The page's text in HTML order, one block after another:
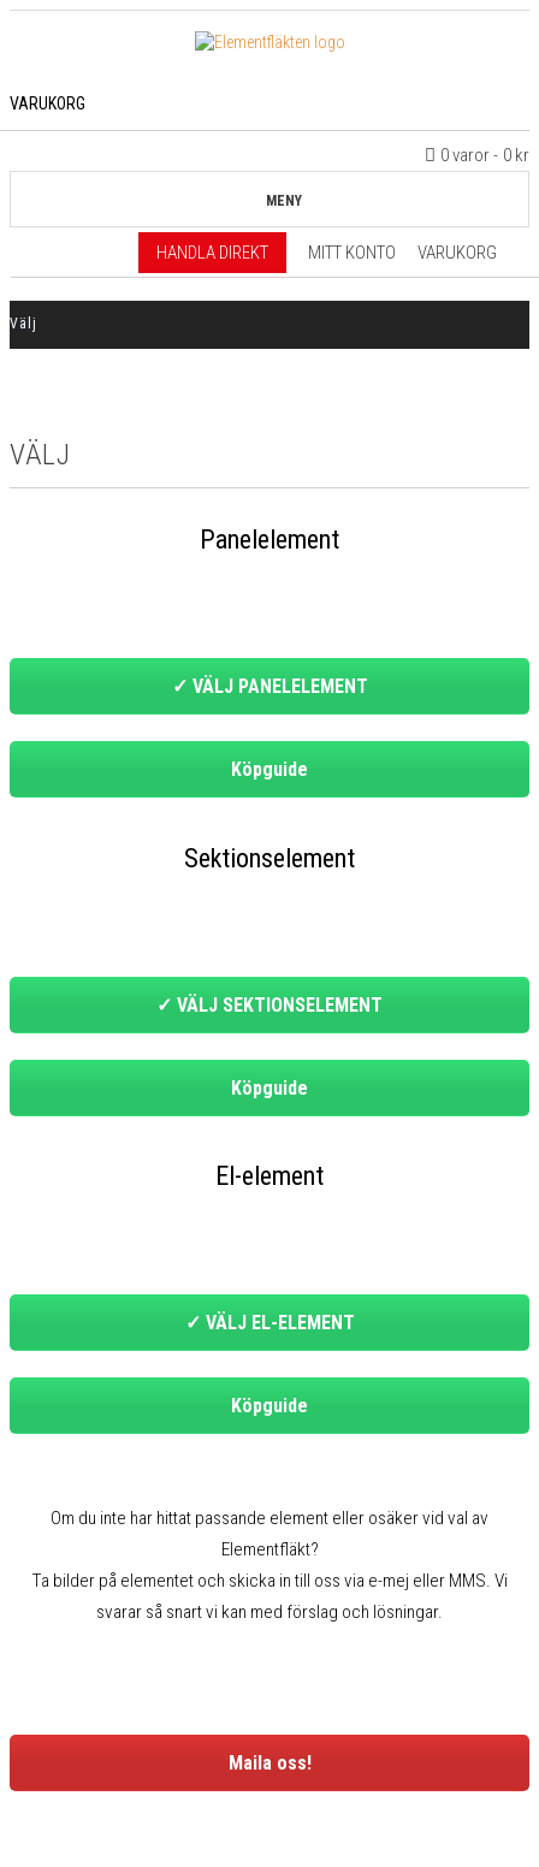
VARUKORG
0 varor 0 kr
MENY
HANDLA DIREKT MITT KONTO VARUKORG
Välj
VÄLJ
Panelelement
✓ VÄLJ PANELELEMENT
Köpguide
Sektionselement
✓ VÄLJ SEKTIONSELEMENT
Köpguide
El-element
✓ VÄLJ EL-ELEMENT
Köpguide
Om du inte har hittat passande element eller osäker vid val av
Elementfläkt?
Ta bilder på elementet och skicka in till oss via e-mej eller MMS. Vi
svarar så snart vi kan med förslag och lösningar.
Maila oss!